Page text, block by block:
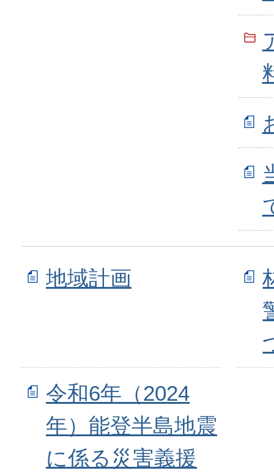
地域計画
令和6年（2024
年）能登半島地震
に係る災害義援